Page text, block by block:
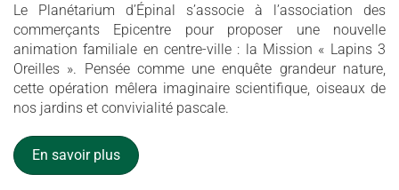
Le Planétarium d’Épinal s’associe à l’association des
commerçants Epicentre pour proposer une nouvelle
animation familiale en centre-ville : la Mission « Lapins 3
Oreilles ». Pensée comme une enquête grandeur nature,
cette opération mêlera imaginaire scientifique, oiseaux de
nos jardins et convivialité pascale.
En savoir plus